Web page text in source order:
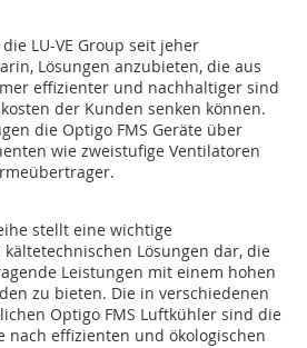
LU-VE Group seit jeher
Lösungen anzubieten, die aus
effizienter und nachhaltiger sind
der Kunden senken können.
die Optigo FMS Geräte über
wie zweistufige Ventilatoren
stellt eine wichtige
Lösungen dar, die
Leistungen mit einem hohen
zu bieten. Die in verschiedenen
Optigo FMS Luftkühler sind die
nach effizienten und ökologischen